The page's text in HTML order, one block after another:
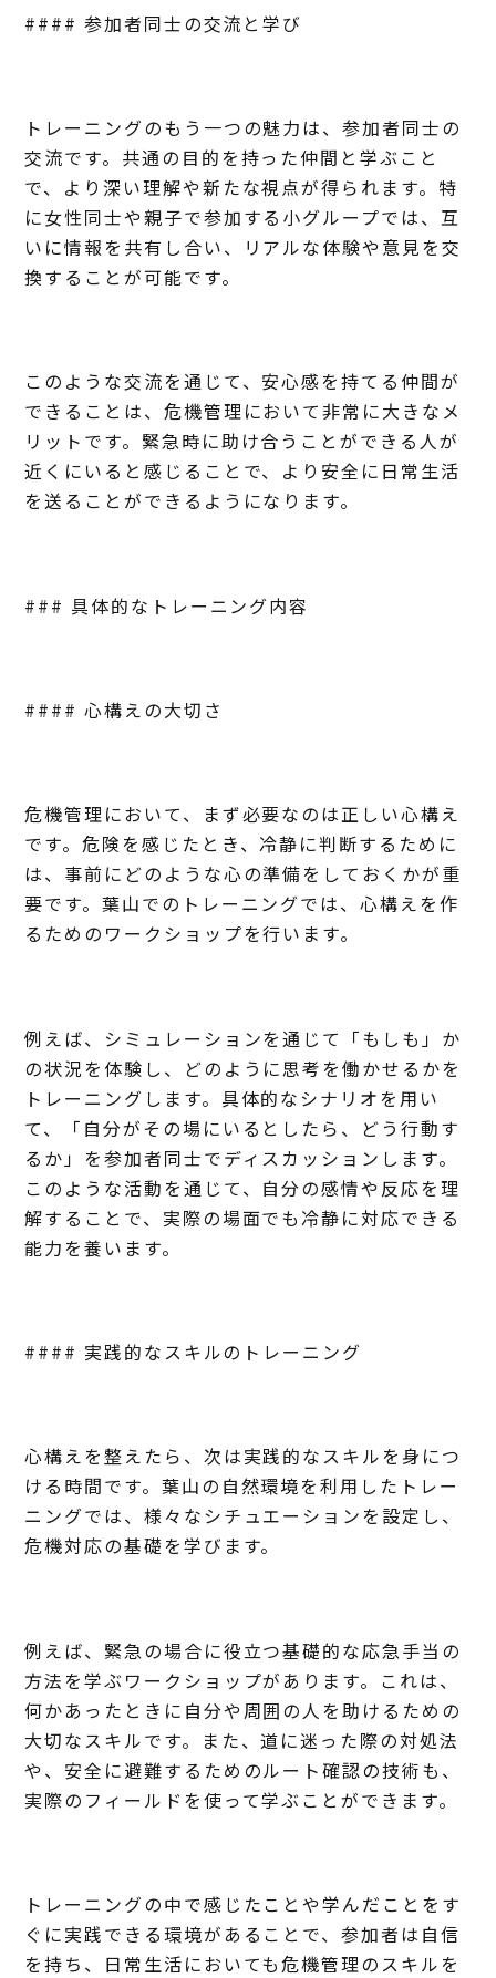
#### 参加者同士の交流と学び
トレーニングのもう一つの魅力は、参加者同士の
交流です。共通の目的を持った仲間と学ぶこと
で、より深い理解や新たな視点が得られます。特
に女性同士や親子で参加する小グループでは、互
いに情報を共有し合い、リアルな体験や意見を交
換することが可能です。
このような交流を通じて、安心感を持てる仲間が
できることは、危機管理において非常に大きなメ
リットです。緊急時に助け合うことができる人が
近くにいると感じることで、より安全に日常生活
を送ることができるようになります。
### 具体的なトレーニング内容
#### 心構えの大切さ
危機管理において、まず必要なのは正しい心構え
です。危険を感じたとき、冷静に判断するために
は、事前にどのような心の準備をしておくかが重
要です。葉山でのトレーニングでは、心構えを作
るためのワークショップを行います。
例えば、シミュレーションを通じて「もしも」か
の状況を体験し、どのように思考を働かせるかを
トレーニングします。具体的なシナリオを用い
て、「自分がその場にいるとしたら、どう行動す
るか」を参加者同士でディスカッションします。
このような活動を通じて、自分の感情や反応を理
解することで、実際の場面でも冷静に対応できる
能力を養います。
#### 実践的なスキルのトレーニング
心構えを整えたら、次は実践的なスキルを身につ
ける時間です。葉山の自然環境を利用したトレー
ニングでは、様々なシチュエーションを設定し、
危機対応の基礎を学びます。
例えば、緊急の場合に役立つ基礎的な応急手当の
方法を学ぶワークショップがあります。これは、
何かあったときに自分や周囲の人を助けるための
大切なスキルです。また、道に迷った際の対処法
や、安全に避難するためのルート確認の技術も、
実際のフィールドを使って学ぶことができます。
トレーニングの中で感じたことや学んだことをす
ぐに実践できる環境があることで、参加者は自信
を持ち、日常生活においても危機管理のスキルを